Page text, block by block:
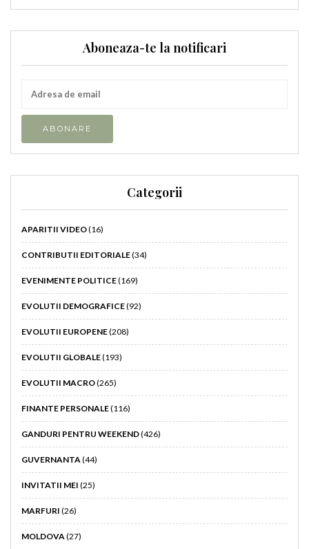
Aboneaza-te la notificari
Categorii
APARITII VIDEO(16)
CONTRIBUTII EDITORIALE(34)
EVENIMENTE POLITICE(169)
EVOLUTII DEMOGRAFICE(92)
EVOLUTII EUROPENE(208)
EVOLUTII GLOBALE(193)
EVOLUTII MACRO(265)
FINANTE PERSONALE(116)
GANDURI PENTRU WEEKEND(426)
GUVERNANTA (44)
INVITATII MEI (25)
MARFURI (26)
MOLDOVA (27)